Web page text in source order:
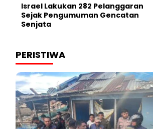
Israel Lakukan 282 Pelanggaran
Sejak Pengumuman Gencatan
Senjata
PERISTIWA